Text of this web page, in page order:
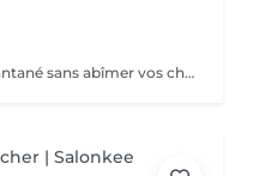
Obtenez longueur et volume instantané sans abîmer vos cheveux !